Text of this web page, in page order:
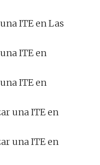
ITE en Las
ITE en
ITE en
una ITE en
una ITE en